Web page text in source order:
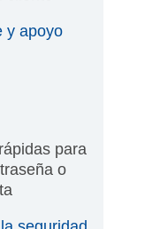
y apoyo
para
o